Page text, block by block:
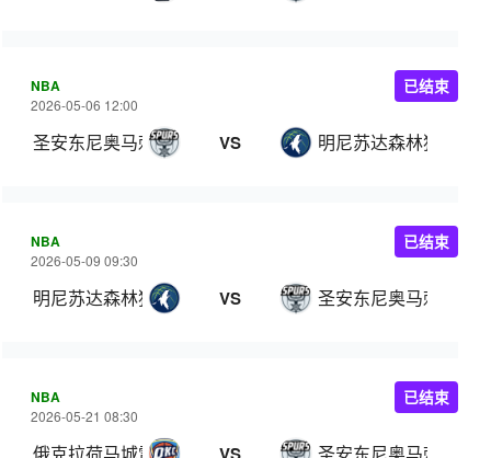
NBA
2026-05-06 12:00
圣安东尼奥马刺 VS 明尼苏达森林狼
已结束
NBA
2026-05-09 09:30
明尼苏达森林狼 VS 圣安东尼奥马刺
已结束
NBA
2026-05-21 08:30
已结束